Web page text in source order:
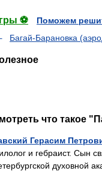
⚽
Поможем
Багай-Барановка
что такое
Герасим
и гебраист. Сын
духовной